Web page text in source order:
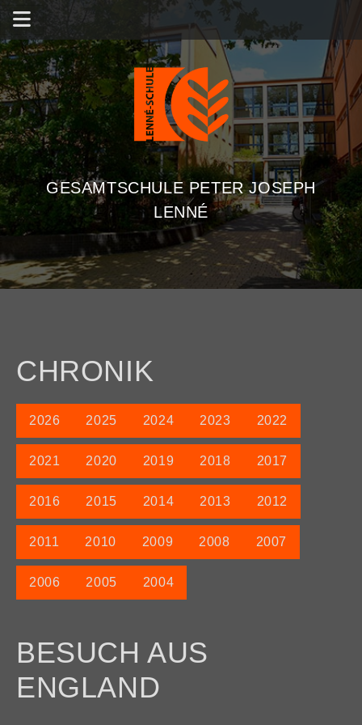
GESAMTSCHULE PETER JOSEPH
LENNÉ
CHRONIK
2026 2025 2024 2023 2022
2021 2020 2019 2018 2017
2016 2015 2014 2013 2012
2011 2010 2009 2008 2007
2006 2005 2004
BESUCH AUS
ENGLAND